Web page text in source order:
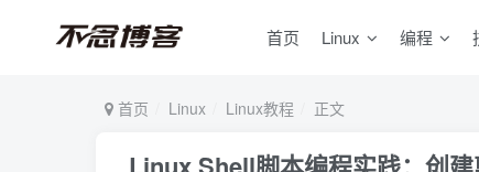
首页 Linux 编程
首页 Linux Linux教程 正文